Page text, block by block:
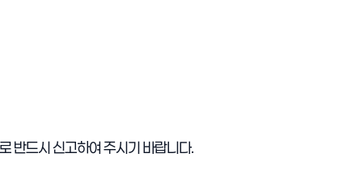
로 반드시 신고하여 주시기 바랍니다.